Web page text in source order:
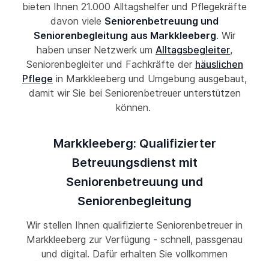
bieten Ihnen 21.000 Alltagshelfer und Pflegekräfte
davon viele Seniorenbetreuung und
Seniorenbegleitung aus Markkleeberg. Wir
haben unser Netzwerk um Alltagsbegleiter,
Seniorenbegleiter und Fachkräfte der häuslichen
Pflege in Markkleeberg und Umgebung ausgebaut,
damit wir Sie bei Seniorenbetreuer unterstützen
können.
Markkleeberg: Qualifizierter
Betreuungsdienst mit
Seniorenbetreuung und
Seniorenbegleitung
Wir stellen Ihnen qualifizierte Seniorenbetreuer in
Markkleeberg zur Verfügung - schnell, passgenau
und digital. Dafür erhalten Sie vollkommen